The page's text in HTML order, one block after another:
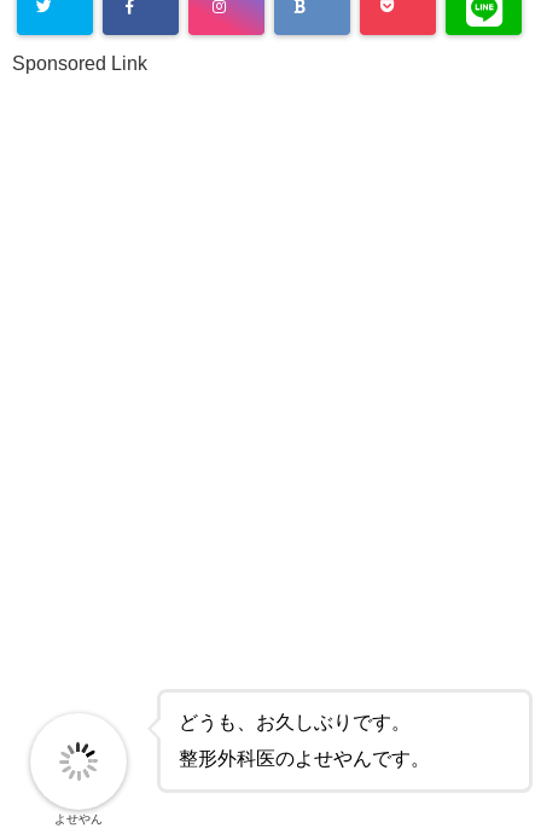
Sponsored Link
どうも、お久しぶりです。
整形外科医のよせやんです。
よせやん